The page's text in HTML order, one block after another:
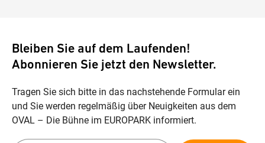
Bleiben Sie auf dem Laufenden!
Abonnieren Sie jetzt den Newsletter.
Tragen Sie sich bitte in das nachstehende Formular ein
und Sie werden regelmäßig über Neuigkeiten aus dem
OVAL – Die Bühne im EUROPARK informiert.